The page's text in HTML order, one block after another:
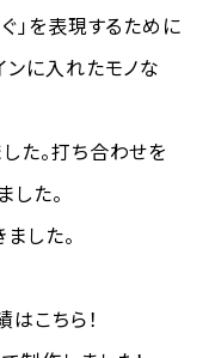
」を表現するために
ンに入れたモノな
た。打ち合わせを
た。
した。
こちら！